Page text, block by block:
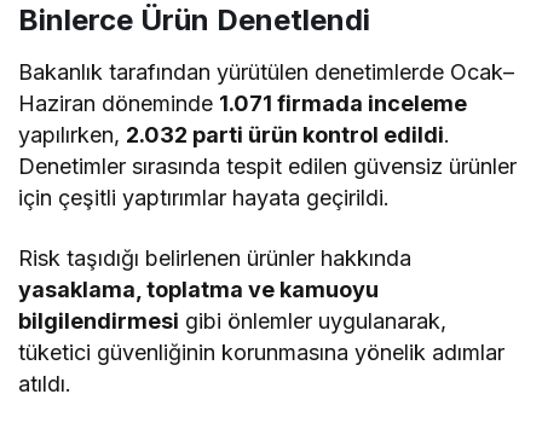
Binlerce Ürün Denetlendi
Bakanlık tarafından yürütülen denetimlerde Ocak–
Haziran döneminde 1.071 firmada inceleme
yapılırken, 2.032 parti ürün kontrol edildi.
Denetimler sırasında tespit edilen güvensiz ürünler
için çeşitli yaptırımlar hayata geçirildi.
Risk taşıdığı belirlenen ürünler hakkında
yasaklama, toplatma ve kamuoyu
bilgilendirmesi gibi önlemler uygulanarak,
tüketici güvenliğinin korunmasına yönelik adımlar
atıldı.